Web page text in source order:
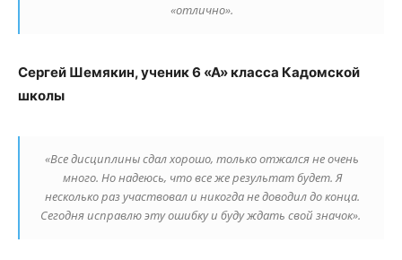
«отлично».
Сергей Шемякин, ученик 6 «А» класса Кадомской
школы
«Все дисциплины сдал хорошо, только отжался не очень
много. Но надеюсь, что все же результат будет. Я
несколько раз участвовал и никогда не доводил до конца.
Сегодня исправлю эту ошибку и буду ждать свой значок».